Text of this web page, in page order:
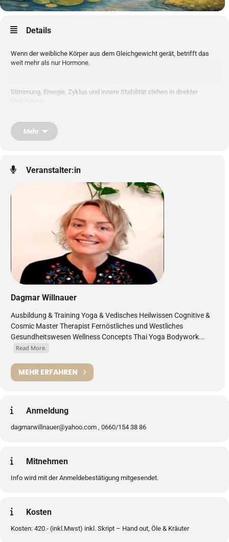
Details
Wenn der weibliche Körper aus dem Gleichgewicht gerät, betrifft das
weit mehr als nur Hormone.
Stimmung, Energie, Zyklus und innere Stabilität stehen in direkter
In diesem 3-tagigen Seminar lernst du harmonisierende ayurvedische
Körperanwendung kennen: sanfte, rhythmische Streichungen,
Wohlbefinden unterstützt.
Fr 28.08.26 / 17:00- 20:00
Sa & So 29 + 30.08 09:00 – 17:30
Mehr
Veranstalter:in
Dagmar Willnauer
Ausbildung & Training Yoga & Vedisches Heilwissen Cognitive &
Cosmic Master Therapist Fernöstliches und Westliches
Gesundheitswesen Wellness Concepts Thai Yoga Bodywork...
Read More.
MEHR ERFAHREN
Anmeldung
dagmarwillnauer@yahoo.com , 0660/154 38 86
Mitnehmen
Info wird mit der Anmeldebestätigung mitgesendet.
Kosten
Kosten: 420.- (inkl.Mwst) inkl. Skript – Hand out, Öle & Kräuter